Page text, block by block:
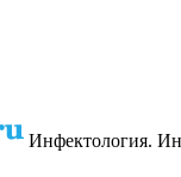
Инфектология.